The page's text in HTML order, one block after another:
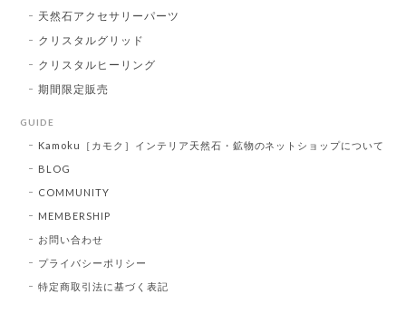
天然石アクセサリーパーツ
クリスタルグリッド
クリスタルヒーリング
期間限定販売
GUIDE
Kamoku［カモク］インテリア天然石・鉱物のネットショップについて
BLOG
COMMUNITY
MEMBERSHIP
お問い合わせ
プライバシーポリシー
特定商取引法に基づく表記